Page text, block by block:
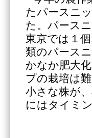
たパースニ
た。パース
東京では１
類のパース
かなか肥大
プの栽培は
小さな株が
にはタイミ